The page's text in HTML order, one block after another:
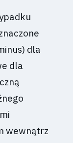
dla
dla
wewnątrz